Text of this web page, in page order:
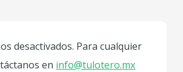
desactivados. Para cualquier
en info@tulotero.mx